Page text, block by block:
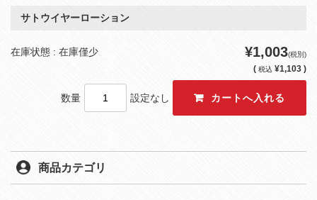
サトウイヤーローション
在庫状態 : 在庫僅少 ¥1,003(税別)
( 税込 ¥1,103 )
数量 設定なし
商品カテゴリ